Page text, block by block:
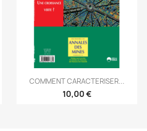
Aperçu rapide
COMMENT CARACTERISER...
10,00 €